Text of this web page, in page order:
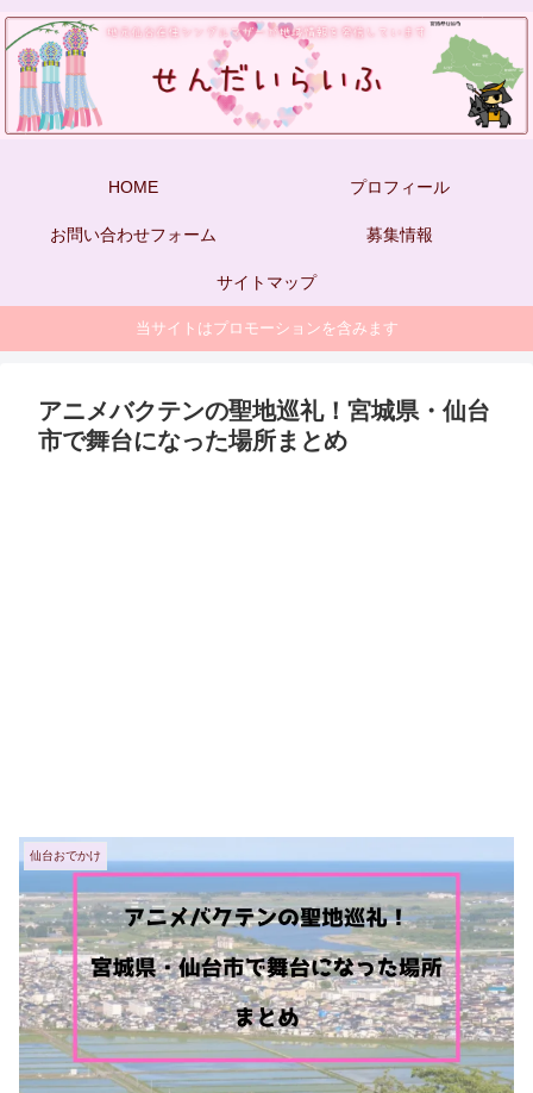
HOME プロフィール
お問い合わせフォーム 募集情報
サイトマップ
当サイトはプロモーションを含みます
アニメバクテンの聖地巡礼！宮城県・仙台
市で舞台になった場所まとめ
仙台おでかけ